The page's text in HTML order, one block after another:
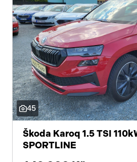
45
Škoda Karoq 1.5 TSI
SPORTLINE